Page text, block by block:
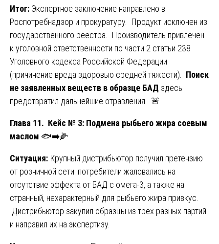
Итог: Экспертное заключение направлено в
Роспотребнадзор и прокуратуру. Продукт исключен из
государственного реестра. Производитель привлечен
к уголовной ответственности по части 2 статьи 238
Уголовного кодекса Российской Федерации
(причинение вреда здоровью средней тяжести). Поиск
не заявленных веществ в образце БАД здесь
предотвратил дальнейшие отравления. 🚨
Глава 11. Кейс № 3: Подмена рыбьего жира соевым
маслом 🐟➡️🌽
Ситуация: Крупный дистрибьютор получил претензию
от розничной сети: потребители жаловались на
отсутствие эффекта от БАД с омега-3, а также на
странный, нехарактерный для рыбьего жира привкус.
Дистрибьютор закупил образцы из трёх разных партий
и направил их на экспертизу.